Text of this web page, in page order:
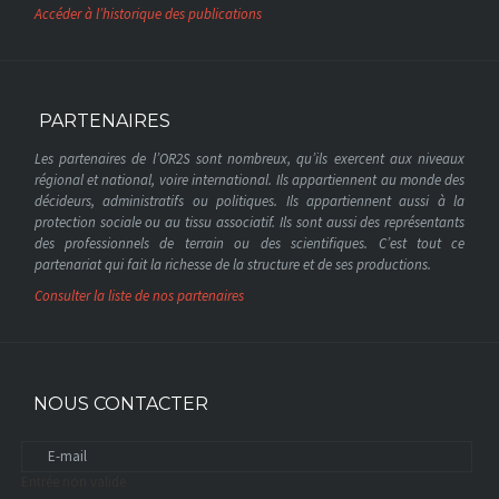
Accéder à l’historique des publications
PARTENAIRES
Les partenaires de l’OR2S sont nombreux, qu’ils exercent aux niveaux
régional et national, voire international. Ils appartiennent au monde des
décideurs, administratifs ou politiques. Ils appartiennent aussi à la
protection sociale ou au tissu associatif. Ils sont aussi des représentants
des professionnels de terrain ou des scientifiques. C’est tout ce
partenariat qui fait la richesse de la structure et de ses productions.
Consulter la liste de nos partenaires
NOUS CONTACTER